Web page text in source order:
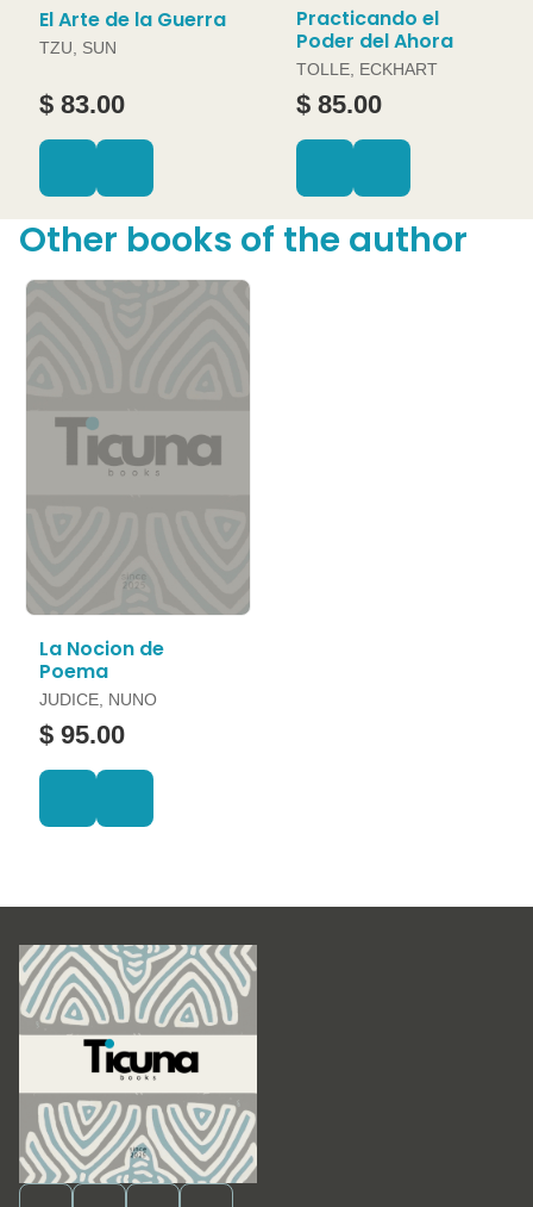
El Arte de la Guerra
TZU, SUN
$ 83.00
Practicando el
Poder del Ahora
TOLLE, ECKHART
$ 85.00
Other books of the author
La Nocion de
Poema
JUDICE, NUNO
$ 95.00